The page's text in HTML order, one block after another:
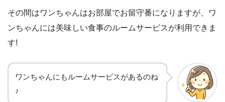
その間はワンちゃんはお部屋でお留守番になりますが、ワ
ンちゃんには美味しい食事のルームサービスが利用できま
す!
ワンちゃんにもルームサービスがあるのね
♪